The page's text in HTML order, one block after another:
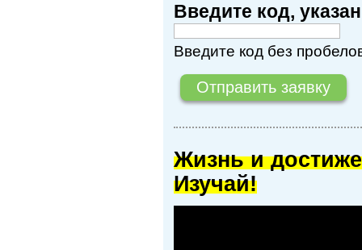
Введите код,
Введите код без
Жизнь и
Изучай!